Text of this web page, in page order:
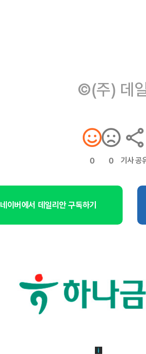
©(주) 데
0 0 기사 공
네이버에서 데일리안 구독하기